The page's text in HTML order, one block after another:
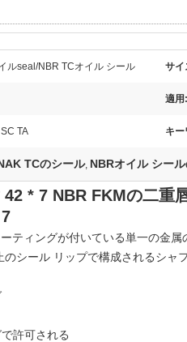
ルseal/NBR TCオイル シール サイ
適用:
TA キー
TCのシール, NBRオイル シー
* 7 NBR FKMの二重
ティングが付いている単一の金
シール リップで構成されるシャ
許可される